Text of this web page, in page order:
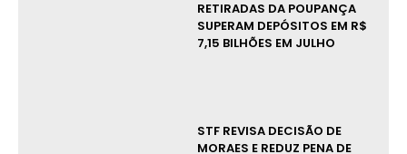
RETIRADAS DA POUPANÇA
SUPERAM DEPÓSITOS EM R$
7,15 BILHÕES EM JULHO
STF REVISA DECISÃO DE
MORAES E REDUZ PENA DE